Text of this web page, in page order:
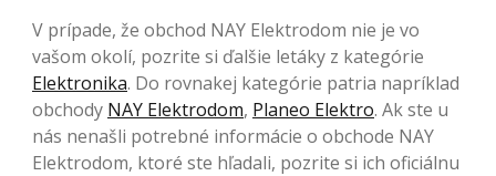
V prípade, že obchod NAY Elektrodom nie je vo
vašom okolí, pozrite si ďalšie letáky z kategórie
Elektronika. Do rovnakej kategórie patria napríklad
obchody NAY Elektrodom, Planeo Elektro. Ak ste u
nás nenašli potrebné informácie o obchode NAY
Elektrodom, ktoré ste hľadali, pozrite si ich oficiálnu